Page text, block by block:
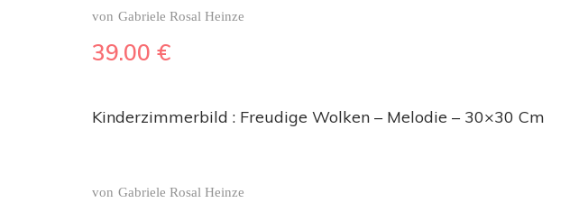
von Gabriele Rosal Heinze
39.00 €
Kinderzimmerbild : Freudige Wolken – Melodie – 30×30 Cm
von Gabriele Rosal Heinze